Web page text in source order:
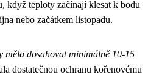
když teploty začínají klesat k bodu
nebo začátkem listopadu.
měla dosahovat minimálně 10-15
dostatečnou ochranu kořenovému